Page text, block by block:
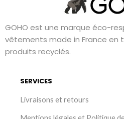
GOHO est une marque éco-
vêtements made in France en
produits recyclés.
SERVICES
Livraisons et retours